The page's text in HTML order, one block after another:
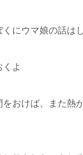
くにウマ娘の話は
くよ
をおけば、また